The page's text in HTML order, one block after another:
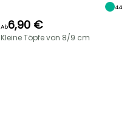
44
Ab6,90 €
Kleine Töpfe von 8/9 cm